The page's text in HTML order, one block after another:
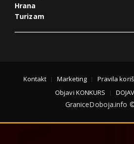
Hrana
Turizam
Kontakt Marketing Pravila
Objavi KONKURS
GraniceDoboja.info